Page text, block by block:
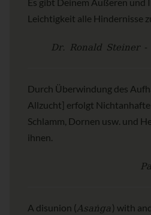
Leichtigkeit alle Hindernisse
Dr. Ronald Steiner
Durch Überwindung des
Allzucht] erfolgt
Schlamm, Dornen usw. und
ihnen.
A disunion (Asaṅga ) with